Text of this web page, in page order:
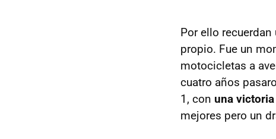
Por ello
propio. Fue un
motocicletas a
cuatro años
1, con una
mejores pero un